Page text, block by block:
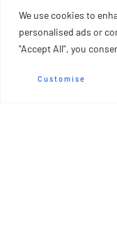
We use cookies to
personalised ads or
"Accept All", you
Customise